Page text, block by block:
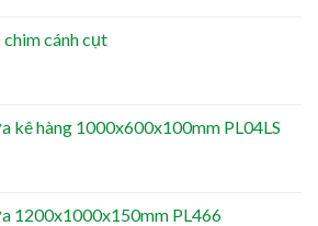
chim cánh cụt
kê hàng 1000x600x100mm PL04LS
1200x1000x150mm PL466